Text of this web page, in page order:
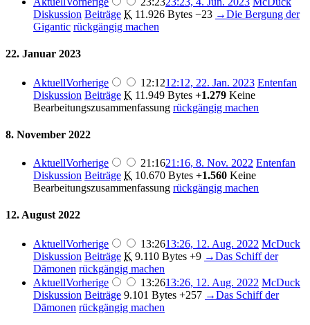
Diskussion Beiträge K 11.926 Bytes −23 →Die Bergung der
Gigantic rückgängig machen
22. Januar 2023
AktuellVorherige 12:1212:12, 22. Jan. 2023 Entenfan
Diskussion Beiträge K 11.949 Bytes +1.279 Keine
Bearbeitungszusammenfassung rückgängig machen
8. November 2022
AktuellVorherige 21:1621:16, 8. Nov. 2022 Entenfan
Diskussion Beiträge K 10.670 Bytes +1.560 Keine
Bearbeitungszusammenfassung rückgängig machen
12. August 2022
AktuellVorherige 13:2613:26, 12. Aug. 2022 McDuck
Diskussion Beiträge K 9.110 Bytes +9 →Das Schiff der
Dämonen rückgängig machen
AktuellVorherige 13:2613:26, 12. Aug. 2022 McDuck
Diskussion Beiträge 9.101 Bytes +257 →Das Schiff der
Dämonen rückgängig machen